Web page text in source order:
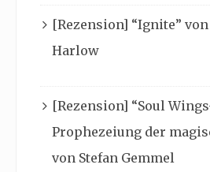
[Rezension] “Ignite”
Harlow
[Rezension] “Soul
Prophezeiung der
von Stefan Gemmel